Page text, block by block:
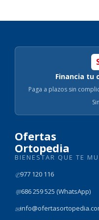
Financia tu
Paga a plazos sin
Ofertas
Ortopedia
BIENESTAR QUE TE
✆977 120 116
💬686 259 525 (WhatsApp)
✉